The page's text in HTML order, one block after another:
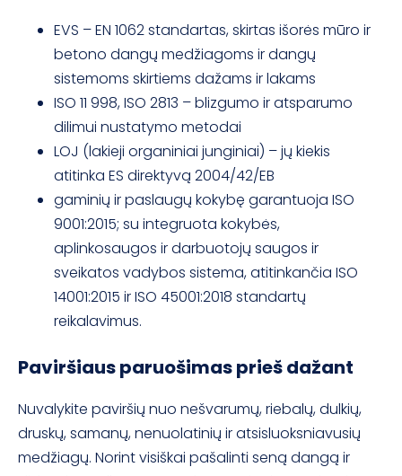
EVS – EN 1062 standartas, skirtas išorės mūro ir
betono dangų medžiagoms ir dangų
sistemoms skirtiems dažams ir lakams
ISO 11 998, ISO 2813 – blizgumo ir atsparumo
dilimui nustatymo metodai
LOJ (lakieji organiniai junginiai) – jų kiekis
atitinka ES direktyvą 2004/42/EB
gaminių ir paslaugų kokybę garantuoja ISO
9001:2015; su integruota kokybės,
aplinkosaugos ir darbuotojų saugos ir
sveikatos vadybos sistema, atitinkančia ISO
14001:2015 ir ISO 45001:2018 standartų
reikalavimus.
Paviršiaus paruošimas prieš dažant
Nuvalykite paviršių nuo nešvarumų, riebalų, dulkių,
druskų, samanų, nenuolatinių ir atsisluoksniavusių
medžiagų. Norint visiškai pašalinti seną dangą ir